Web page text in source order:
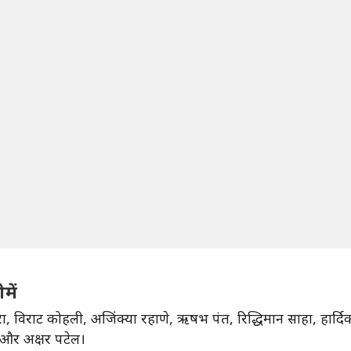
कोहली, अजिंक्या रहाणे, ऋषभ पंत, रिद्धिमान साहा,
अक्षर पटेल।